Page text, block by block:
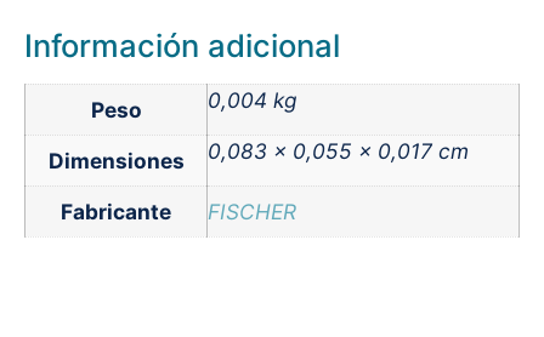
Información adicional
Peso 0,004 kg
Dimensiones 0,083 × 0,055 × 0,017 cm
Fabricante FISCHER